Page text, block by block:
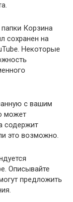
Корзина
сохранен на
Некоторые
с вашим
может
содержит
это возможно.
Описывайте
предложить